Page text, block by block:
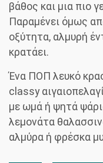
βάθος και μια πιο
Παραμένει όμως
οξύτητα, αλμυρή
κρατάει.
Ένα ΠΟΠ λευκό
classy
με ωμά ή ψητά
λεμονάτα
αλμύρα ή φρέσκα